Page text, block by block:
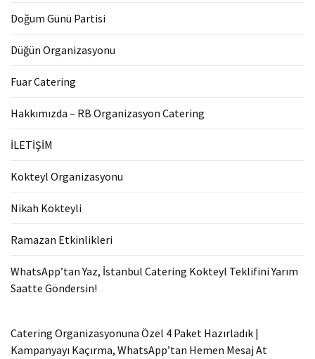
Doğum Günü Partisi
Düğün Organizasyonu
Fuar Catering
Hakkımızda – RB Organizasyon Catering
İLETİŞİM
Kokteyl Organizasyonu
Nikah Kokteyli
Ramazan Etkinlikleri
WhatsApp’tan Yaz, İstanbul Catering Kokteyl Teklifini Yarım
Saatte Göndersin!
Catering Organizasyonuna Özel 4 Paket Hazırladık |
Kampanyayı Kaçırma, WhatsApp’tan Hemen Mesaj At